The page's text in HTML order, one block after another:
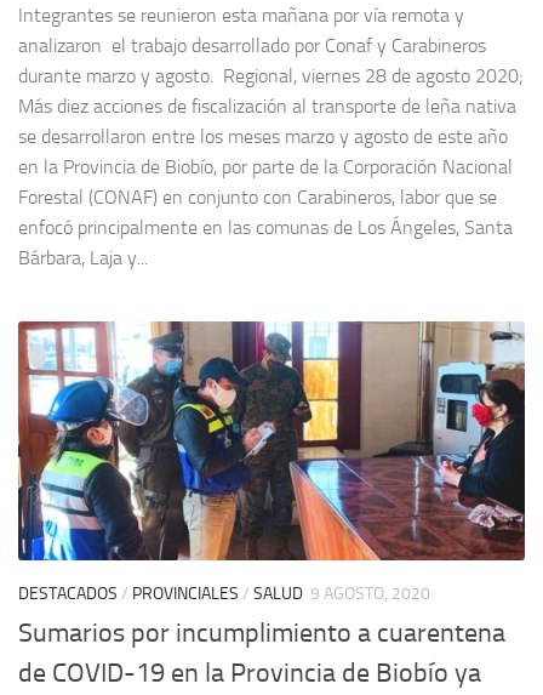
Integrantes se reunieron esta mañana por vía remota y
analizaron el trabajo desarrollado por Conaf y Carabineros
durante marzo y agosto. Regional, viernes 28 de agosto 2020;
Más diez acciones de fiscalización al transporte de leña nativa
se desarrollaron entre los meses marzo y agosto de este año
en la Provincia de Biobío, por parte de la Corporación Nacional
Forestal (CONAF) en conjunto con Carabineros, labor que se
enfocó principalmente en las comunas de Los Ángeles, Santa
Bárbara, Laja y...
DESTACADOS / PROVINCIALES / SALUD 9 AGOSTO, 2020
Sumarios por incumplimiento a cuarentena
de COVID-19 en la Provincia de Biobío ya